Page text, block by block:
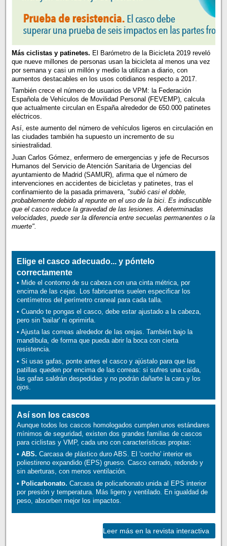
Más ciclistas y patinetes. El Barómetro de la Bicicleta 2019 reveló
que nueve millones de personas usan la bicicleta al menos una vez
por semana y casi un millón y medio la utilizan a diario, con
aumentos destacables en los usos cotidianos respecto a 2017.
También crece el número de usuarios de VPM: la Federación
Española de Vehículos de Movilidad Personal (FEVEMP), calcula
que actualmente circulan en España alrededor de 650.000 patinetes
eléctricos.
Así, este aumento del número de vehículos ligeros en circulación en
las ciudades también ha supuesto un incremento de su
siniestralidad.
Juan Carlos Gómez, enfermero de emergencias y jefe de Recursos
Humanos del Servicio de Atención Sanitaria de Urgencias del
ayuntamiento de Madrid (SAMUR), afirma que el número de
intervenciones en accidentes de bicicletas y patinetes, tras el
confinamiento de la pasada primavera, "subió casi el doble,
probablemente debido al repunte en el uso de la bici. Es indiscutible
que el casco reduce la gravedad de las lesiones. A determinadas
velocidades, puede ser la diferencia entre secuelas permanentes o la
muerte".
Elige el casco adecuado... y póntelo
correctamente
• Mide el contorno de su cabeza con una cinta métrica, por
encima de las cejas. Los fabricantes suelen especificar los
centímetros del perímetro craneal para cada talla.
• Cuando te pongas el casco, debe estar ajustado a la cabeza,
pero sin 'bailar' ni oprimirla.
• Ajusta las correas alrededor de las orejas. También bajo la
mandíbula, de forma que pueda abrir la boca con cierta
resistencia.
• Si usas gafas, ponte antes el casco y ajústalo para que las
patillas queden por encima de las correas: si sufres una caída,
las gafas saldrán despedidas y no podrán dañarte la cara y los
ojos.
Así son los cascos
Aunque todos los cascos homologados cumplen unos estándares
mínimos de seguridad, existen dos grandes familias de cascos
para ciclistas y VMP, cada uno con características propias:
• ABS. Carcasa de plástico duro ABS. El 'corcho' interior es
poliestireno expandido (EPS) grueso. Casco cerrado, redondo y
sin aberturas, con menos ventilación.
• Policarbonato. Carcasa de policarbonato unida al EPS interior
por presión y temperatura. Más ligero y ventilado. En igualdad de
peso, absorben mejor los impactos.
Leer más en la revista interactiva